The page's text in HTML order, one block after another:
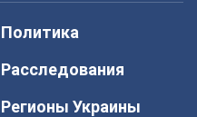
Политика
Расследования
Регионы Украины